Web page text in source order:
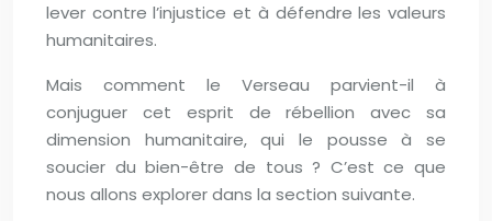
lever contre l’injustice et à défendre les valeurs
humanitaires.
Mais comment le Verseau parvient-il à
conjuguer cet esprit de rébellion avec sa
dimension humanitaire, qui le pousse à se
soucier du bien-être de tous ? C’est ce que
nous allons explorer dans la section suivante.